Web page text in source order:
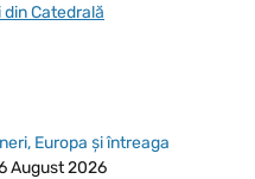
din Catedrală
Europa și întreaga
August 2026